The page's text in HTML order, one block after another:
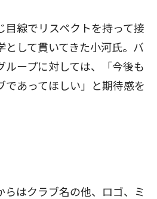
線でリスペクトを持って接
として貫いてきた小河氏。バ
ループに対しては、「今後も
であってほしい」と期待感を
はクラブ名の他、ロゴ、ミ